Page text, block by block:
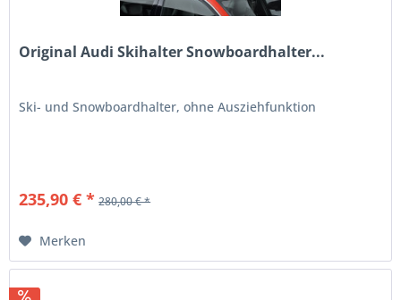
Original Audi Skihalter Snowboardhalter...
Ski- und Snowboardhalter, ohne Ausziehfunktion
235,90 € * 280,00 € *
Merken